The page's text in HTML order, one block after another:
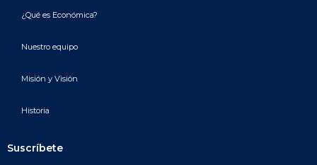
¿Qué es Económica?
Nuestro equipo
Misión y Visión
Historia
Suscríbete